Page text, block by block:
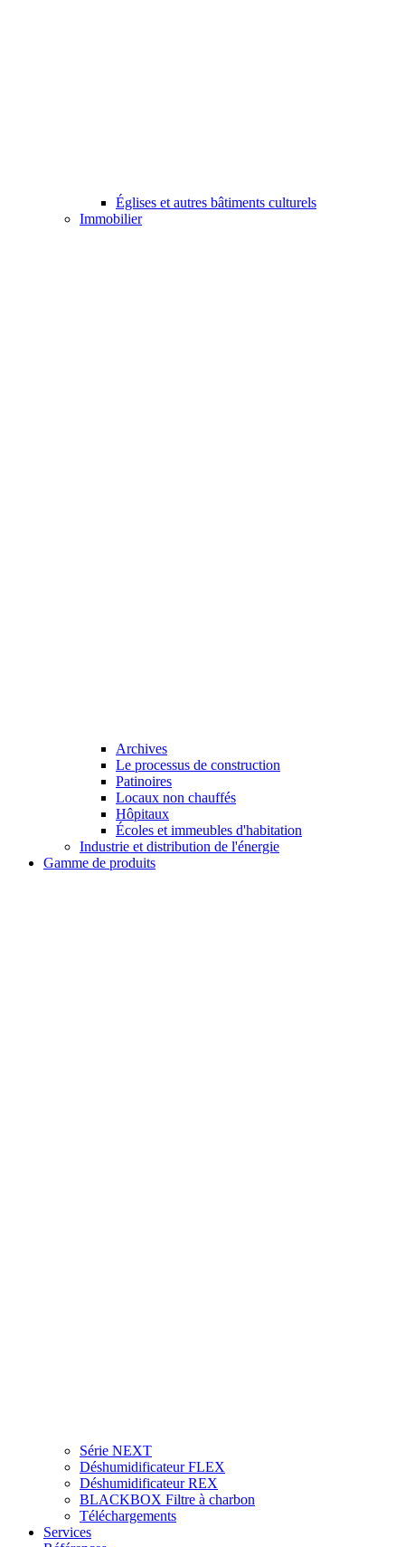
Églises et autres bâtiments culturels
Immobilier
Archives
Le processus de construction
Patinoires
Locaux non chauffés
Hôpitaux
Écoles et immeubles d'habitation
Industrie et distribution de l'énergie
Gamme de produits
Série NEXT
Déshumidificateur FLEX
Déshumidificateur REX
BLACKBOX Filtre à charbon
Téléchargements
Services